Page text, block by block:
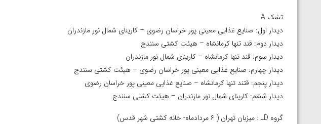
تشک A
دیدار اول: صنایع غذایی معینی پور خراسان رضوی – کارینای شمال نور مازندران
دیدار دوم: قند تنها کرمانشاه – هیئت کشتی سنندج
دیدار سوم: قند تنها کرمانشاه – کارینای شمال نور مازندران
دیدار چهارم: صنایع غذایی معینی پور خراسان رضوی – هیئت کشتی سنندج
دیدار پنجم: قتند تنها کرمانشاه – صنایع غذایی معینی پور خراسان رضوی
دیدار ششم: کارینای شمال نور مازندران – هیئت کشتی سنندج
گروه Dـ : میزبان تهران ( ۶ مردادماه- خانه کشتی شهر قدس)